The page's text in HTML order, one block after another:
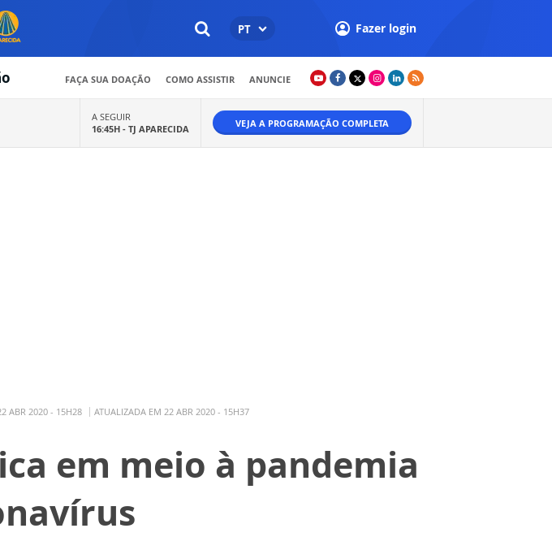
PT Fazer login
FAÇA SUA DOAÇÃO COMO ASSISTIR ANUNCIE
A SEGUIR
16:45H - TJ APARECIDA VEJA A PROGRAMAÇÃO COMPLETA
ABR 2020 - 15H28 ATUALIZADA EM 22 ABR 2020 - 15H37
em meio à pandemia